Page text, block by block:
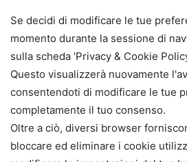
Se decidi di modificare le tue
momento durante la sessione di
sulla scheda 'Privacy & Cookie
Questo visualizzerà nuovamente
consentendoti di modificare le tue
completamente il tuo consenso.
Oltre a ciò, diversi browser
bloccare ed eliminare i cookie